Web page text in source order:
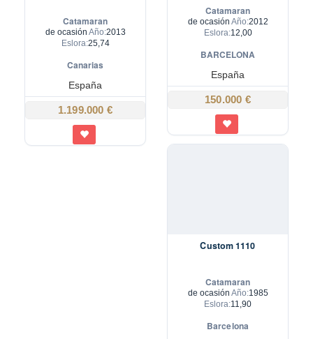
Catamaran
de ocasión Año:2013
Eslora:25,74
Canarias
España
1.199.000 €
Catamaran
de ocasión Año:2012
Eslora:12,00
BARCELONA
España
150.000 €
Custom 1110
Catamaran
de ocasión Año:1985
Eslora:11,90
Barcelona